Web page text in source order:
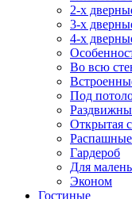
2-х
3-х
4-х
Во всю
Под
Открытая
Распашные
Гардероб
Для
Эконом
Гостиные